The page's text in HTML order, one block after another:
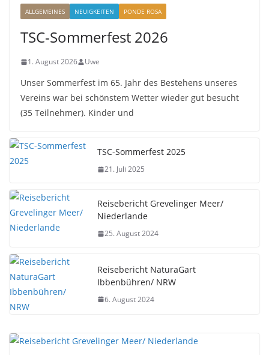
ALLGEMEINES NEUIGKEITEN PONDE ROSA
TSC-Sommerfest 2026
1. August 2026 Uwe
Unser Sommerfest im 65. Jahr des Bestehens unseres
Vereins war bei schönstem Wetter wieder gut besucht
(35 Teilnehmer). Kinder und
TSC-Sommerfest 2025
21. Juli 2025
Reisebericht Grevelinger Meer/
Niederlande
25. August 2024
Reisebericht NaturaGart
Ibbenbühren/ NRW
6. August 2024